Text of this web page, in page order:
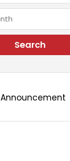
Search
Announcement